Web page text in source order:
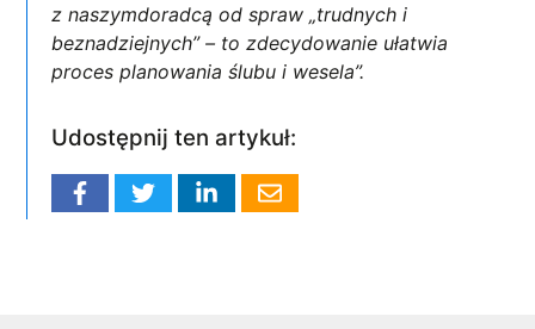
z naszymdoradcą od spraw „trudnych i
beznadziejnych” – to zdecydowanie ułatwia
proces planowania ślubu i wesela”.
Udostępnij ten artykuł: